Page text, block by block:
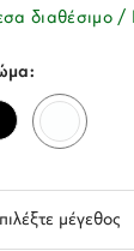
διαθέσιμο /